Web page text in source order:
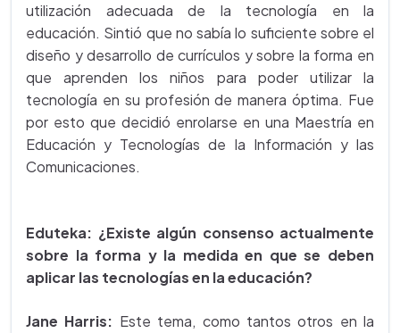
utilización adecuada de la tecnología en la
educación. Sintió que no sabía lo suficiente sobre el
diseño y desarrollo de currículos y sobre la forma en
que aprenden los niños para poder utilizar la
tecnología en su profesión de manera óptima. Fue
por esto que decidió enrolarse en una Maestría en
Educación y Tecnologías de la Información y las
Comunicaciones.
Eduteka: ¿Existe algún consenso actualmente
sobre la forma y la medida en que se deben
aplicar las tecnologías en la educación?
Jane Harris: Este tema, como tantos otros en la